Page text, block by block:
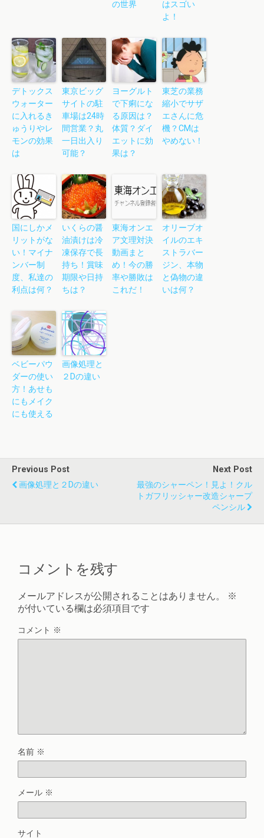
の世界
はスゴい
よ！
デトックス
ウォーター
に入れるき
ゅうりやレ
モンの効果
は
東京ビッグ
サイトの駐
車場は24時
間営業？丸
一日出入り
可能？
ヨーグルト
で下痢にな
る原因は？
体質？ダイ
エットに効
果は？
東芝の業務
縮小でサザ
エさんに危
機？CMは
やめない！
国にしかメ
リットがな
い！マイナ
ンバー制
度、私達の
利点は何？
いくらの醤
油漬けは冷
凍保存で長
持ち！賞味
期限や日持
ちは？
東海オンエ
ア文理対決
動画まと
め！今の勝
率や勝敗は
これだ！
オリーブオ
イルのエキ
ストラバー
ジン、本物
と偽物の違
いは何？
ベビーパウ
ダーの使い
方！あせも
にもメイク
にも使える
画像処理と
２Dの違い
Previous Post
画像処理と２Dの違い
Next Post
最強のシャーペン！見よ！クル
トガフリッシャー改造シャープ
ペンシル
コメントを残す
メールアドレスが公開されることはありません。
※
が付いている欄は必須項目です
コメント ※
名前 ※
メール ※
サイト